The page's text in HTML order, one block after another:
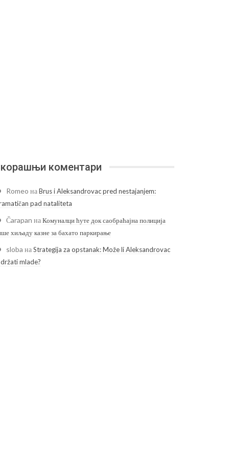
коментари
Romeo наBrus i Aleksandrovac pred nestajanjem:
pad nataliteta
Čarapan наКомуналци ћуте док саобраћајна полиција
хиљаду казне за бахато паркирање
sloba наStrategija za opstanak: Može li Aleksandrovac
mlade?